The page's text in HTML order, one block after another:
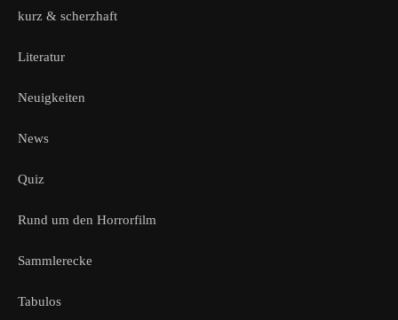
kurz & scherzhaft
Literatur
Neuigkeiten
News
Quiz
Rund um den Horrorfilm
Sammlerecke
Tabulos